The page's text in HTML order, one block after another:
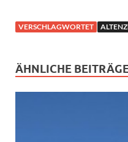
VERSCHLAGWORTET
ÄHNLICHE